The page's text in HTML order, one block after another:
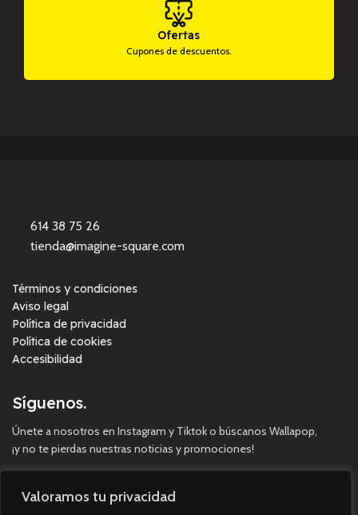
Valoramos tu privacidad
Ofertas
Cupones de descuentos.
614 38 75 26
tienda@imagine-square.com
Términos y condiciones
Aviso legal
Política de privacidad
Política de cookies
Accesibilidad
Síguenos.
Únete a nosotros en Instagram y Tiktok o búscanos Wallapop,
¡y no te pierdas nuestras noticias y promociones!